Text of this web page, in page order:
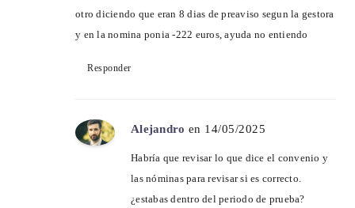
otro diciendo que eran 8 dias de preaviso segun la gestora
y en la nomina ponia -222 euros, ayuda no entiendo
Responder
Alejandro en 14/05/2025
Habría que revisar lo que dice el convenio y
las nóminas para revisar si es correcto.
¿estabas dentro del periodo de prueba?